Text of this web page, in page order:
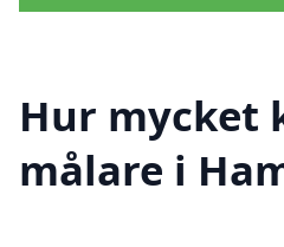
Hur mycket
målare i